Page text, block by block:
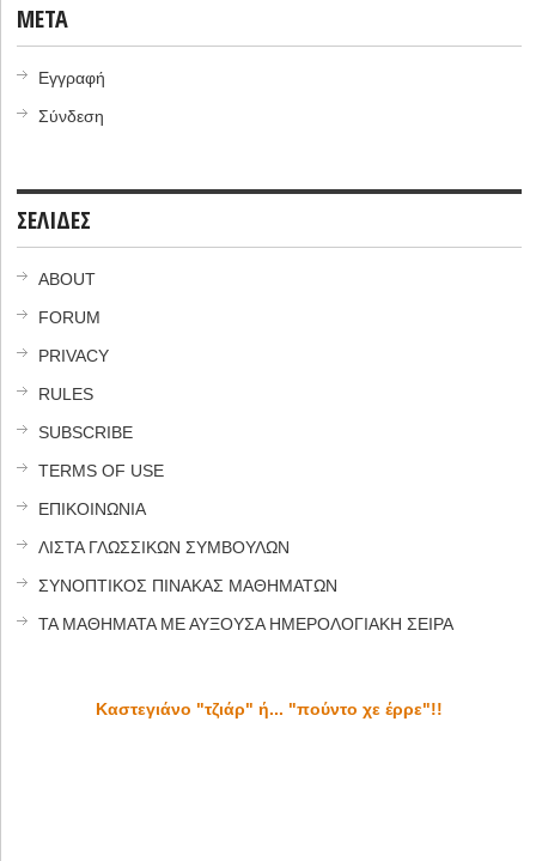
META
Εγγραφή
Σύνδεση
ΣΕΛΙΔΕΣ
ABOUT
FORUM
PRIVACY
RULES
SUBSCRIBE
TERMS OF USE
ΕΠΙΚΟΙΝΩΝΙΑ
ΛΙΣΤΑ ΓΛΩΣΣΙΚΩΝ ΣΥΜΒΟΥΛΩΝ
ΣΥΝΟΠΤΙΚΟΣ ΠΙΝΑΚΑΣ ΜΑΘΗΜΑΤΩΝ
ΤΑ ΜΑΘΗΜΑΤΑ ΜΕ ΑΥΞΟΥΣΑ ΗΜΕΡΟΛΟΓΙΑΚΗ ΣΕΙΡΑ
Καστεγιάνο "τζιάρ" ή... "πούντο χε έρρε"!!